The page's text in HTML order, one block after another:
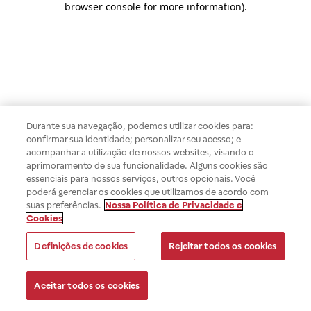
browser console for more information).
Durante sua navegação, podemos utilizar cookies para:
confirmar sua identidade; personalizar seu acesso; e
acompanhar a utilização de nossos websites, visando o
aprimoramento de sua funcionalidade. Alguns cookies são
essenciais para nossos serviços, outros opcionais. Você
poderá gerenciar os cookies que utilizamos de acordo com
suas preferências. Nossa Política de Privacidade e
Cookies
Definições de cookies Rejeitar todos os cookies
Aceitar todos os cookies